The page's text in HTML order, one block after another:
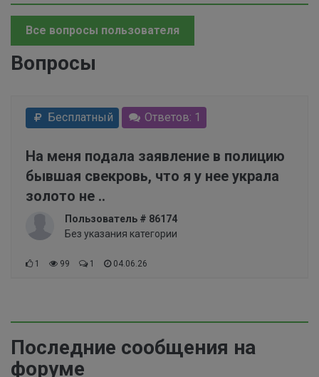
Все вопросы пользователя
Вопросы
Бесплатный Ответов: 1
На меня подала заявление в полицию
бывшая свекровь, что я у нее украла
золото не ..
Пользователь # 86174
Без указания категории
1 99 1 04.06.26
Последние сообщения на
форуме